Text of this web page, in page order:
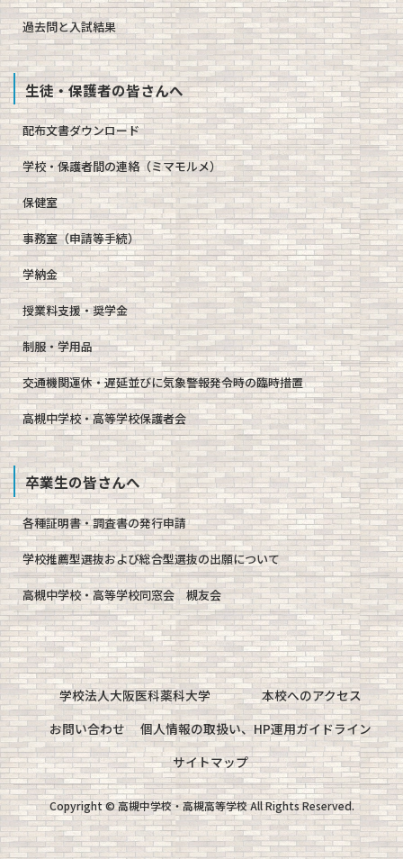
過去問と入試結果
生徒・保護者の皆さんへ
配布文書ダウンロード
学校・保護者間の連絡（ミマモルメ）
保健室
事務室（申請等手続）
学納金
授業料支援・奨学金
制服・学用品
交通機関運休・遅延並びに気象警報発令時の臨時措置
高槻中学校・高等学校保護者会
卒業生の皆さんへ
各種証明書・調査書の発行申請
学校推薦型選抜および総合型選抜の出願について
高槻中学校・高等学校同窓会 槻友会
学校法人大阪医科薬科大学
本校へのアクセス
お問い合わせ
個人情報の取扱い、HP運用ガイドライン
サイトマップ
Copyright © 高槻中学校・高槻高等学校 All Rights Reserved.